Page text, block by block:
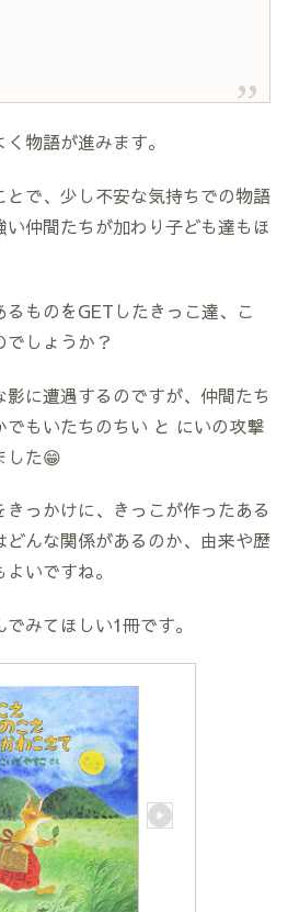
物語が進みます。
で、少し不安な気持ちでの物語
仲間たちが加わり子ども達もほ
ものをGETしたきっこ達、こ
しょうか？
に遭遇するのですが、仲間たち
でもいたちのちい と にいの攻撃
した😁
っかけに、きっこが作ったある
んな関係があるのか、由来や歴
いですね。
みてほしい1冊です。